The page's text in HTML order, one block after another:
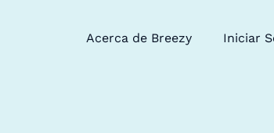
Acerca de Breezy Iniciar